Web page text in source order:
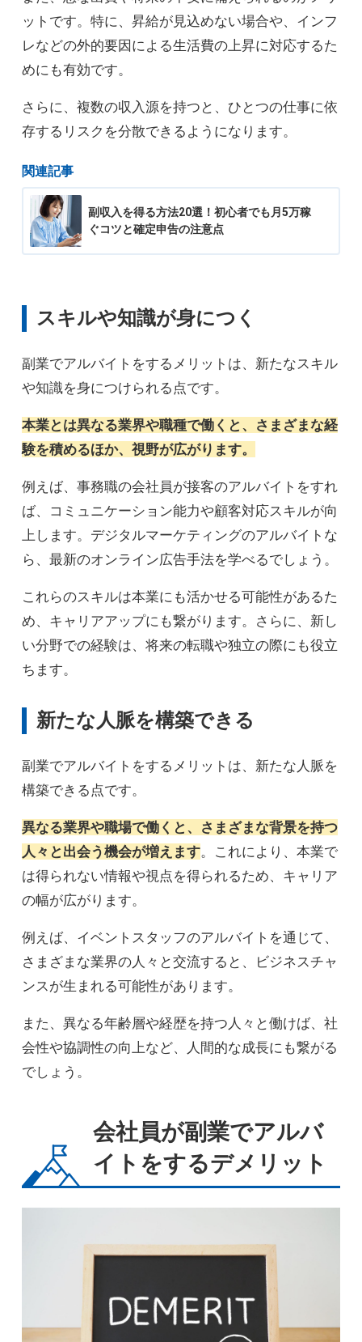
ットです。特に、昇給が見込めない場合や、インフ
レなどの外的要因による生活費の上昇に対応するた
めにも有効です。
さらに、複数の収入源を持つと、ひとつの仕事に依
存するリスクを分散できるようになります。
関連記事
副収入を得る方法20選！初心者でも月5万稼
ぐコツと確定申告の注意点
スキルや知識が身につく
副業でアルバイトをするメリットは、新たなスキル
や知識を身につけられる点です。
本業とは異なる業界や職種で働くと、さまざまな経
験を積めるほか、視野が広がります。
例えば、事務職の会社員が接客のアルバイトをすれ
ば、コミュニケーション能力や顧客対応スキルが向
上します。デジタルマーケティングのアルバイトな
ら、最新のオンライン広告手法を学べるでしょう。
これらのスキルは本業にも活かせる可能性があるた
め、キャリアアップにも繋がります。さらに、新し
い分野での経験は、将来の転職や独立の際にも役立
ちます。
新たな人脈を構築できる
副業でアルバイトをするメリットは、新たな人脈を
構築できる点です。
異なる業界や職場で働くと、さまざまな背景を持つ
人々と出会う機会が増えます。これにより、本業で
は得られない情報や視点を得られるため、キャリア
の幅が広がります。
例えば、イベントスタッフのアルバイトを通じて、
さまざまな業界の人々と交流すると、ビジネスチャ
ンスが生まれる可能性があります。
また、異なる年齢層や経歴を持つ人々と働けば、社
会性や協調性の向上など、人間的な成長にも繋がる
でしょう。
会社員が副業でアルバ
イトをするデメリット